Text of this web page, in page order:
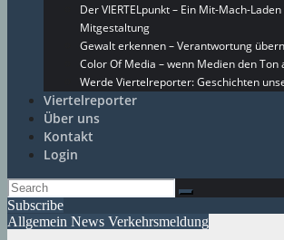
Der VIERTELpunkt – Ein Mit-Mach-
Mitgestaltung
Gewalt erkennen – Verantwortung
Color Of Media – wenn Medien den Ton
Werde Viertelreporter: Geschichten
Viertelreporter
Über uns
Kontakt
Login
Subscribe
Allgemein News Verkehrsmeldung